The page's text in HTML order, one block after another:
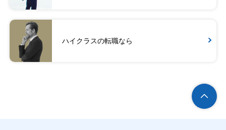
ハイクラスの転職なら